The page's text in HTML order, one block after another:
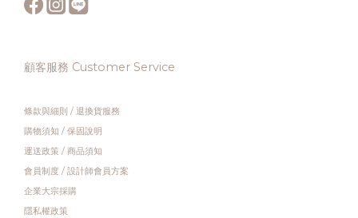
顧客服務 Customer Service
條款與細則 / 退換貨服務
購物須知 / 保固說明
運送政策 / 商品須知
會員制度 / 設計師會員方案
企業大宗採購
隱私權政策